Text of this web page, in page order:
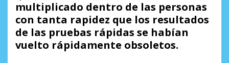
multiplicado dentro de las personas
con tanta rapidez que los resultados
de las pruebas rápidas se habían
vuelto rápidamente obsoletos.